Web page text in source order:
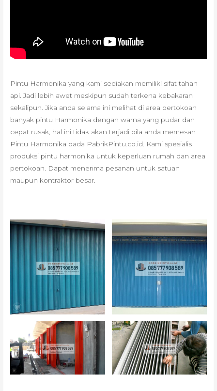
Pintu Harmonika yang kami sediakan memiliki sifat tahan
api. Jadi lebih awet meskipun sudah terkena kebakaran
sekalipun. Jika anda selama ini melihat di area pertokoan
banyak pintu Harmonika dengan warna yang pudar dan
cepat rusak, hal ini tidak akan terjadi bila anda memesan
Pintu Harmonika pada PabrikPintu.co.id. Kami spesialis
produksi pintu harmonika untuk keperluan rumah dan area
pertokoan. Dapat menerima pesanan untuk satuan
maupun kontraktor besar.